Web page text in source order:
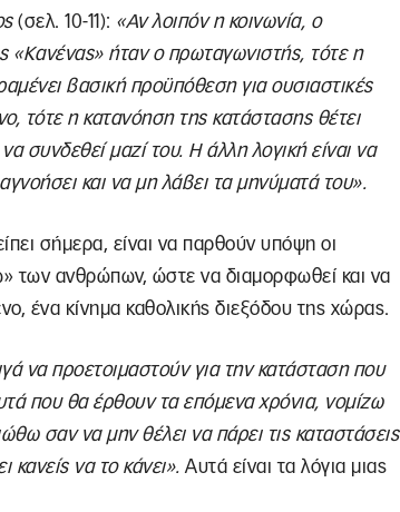
(σελ. 10-11): «Αν λοιπόν η κοινωνία, ο
«Κανένας» ήταν ο πρωταγωνιστής, τότε η
βασική προϋπόθεση για ουσιαστικές
τότε η κατανόηση της κατάστασης θέτει
συνδεθεί μαζί του. Η άλλη λογική είναι να
και να μη λάβει τα μηνύματά του».
σήμερα, είναι να παρθούν υπόψη οι
των ανθρώπων, ώστε να διαμορφωθεί και να
ένα κίνημα καθολικής διεξόδου της χώρας.
να προετοιμαστούν για την κατάσταση που
που θα έρθουν τα επόμενα χρόνια, νομίζω
σαν να μην θέλει να πάρει τις καταστάσεις
κανείς να το κάνει». Αυτά είναι τα λόγια μιας